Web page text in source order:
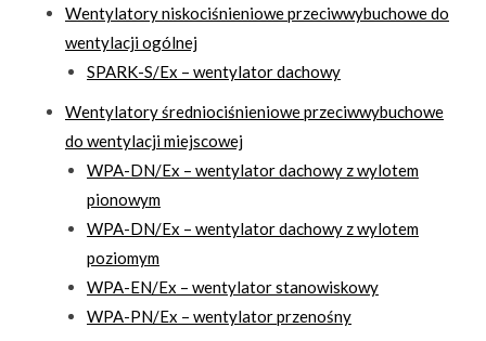
Wentylatory niskociśnieniowe przeciwwybuchowe do
wentylacji ogólnej
SPARK-S/Ex – wentylator dachowy
Wentylatory średniociśnieniowe przeciwwybuchowe
do wentylacji miejscowej
WPA-DN/Ex – wentylator dachowy z wylotem
pionowym
WPA-DN/Ex – wentylator dachowy z wylotem
poziomym
WPA-EN/Ex – wentylator stanowiskowy
WPA-PN/Ex – wentylator przenośny